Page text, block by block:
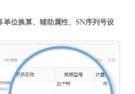
位换算、辅助属性、SN序列号设